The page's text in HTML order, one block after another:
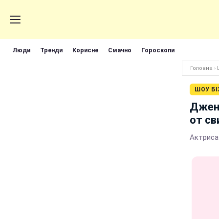
Люди Тренди Корисне Смачно Гороскопи
Головна ›
ШОУ
от